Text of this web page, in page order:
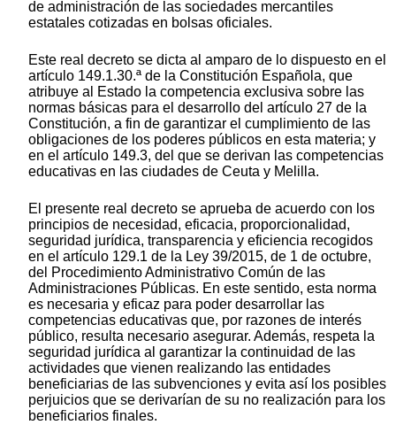
de administración de las sociedades mercantiles
estatales cotizadas en bolsas oficiales.
Este real decreto se dicta al amparo de lo dispuesto en el
artículo 149.1.30.ª de la Constitución Española, que
atribuye al Estado la competencia exclusiva sobre las
normas básicas para el desarrollo del artículo 27 de la
Constitución, a fin de garantizar el cumplimiento de las
obligaciones de los poderes públicos en esta materia; y
en el artículo 149.3, del que se derivan las competencias
educativas en las ciudades de Ceuta y Melilla.
El presente real decreto se aprueba de acuerdo con los
principios de necesidad, eficacia, proporcionalidad,
seguridad jurídica, transparencia y eficiencia recogidos
en el artículo 129.1 de la Ley 39/2015, de 1 de octubre,
del Procedimiento Administrativo Común de las
Administraciones Públicas. En este sentido, esta norma
es necesaria y eficaz para poder desarrollar las
competencias educativas que, por razones de interés
público, resulta necesario asegurar. Además, respeta la
seguridad jurídica al garantizar la continuidad de las
actividades que vienen realizando las entidades
beneficiarias de las subvenciones y evita así los posibles
perjuicios que se derivarían de su no realización para los
beneficiarios finales.